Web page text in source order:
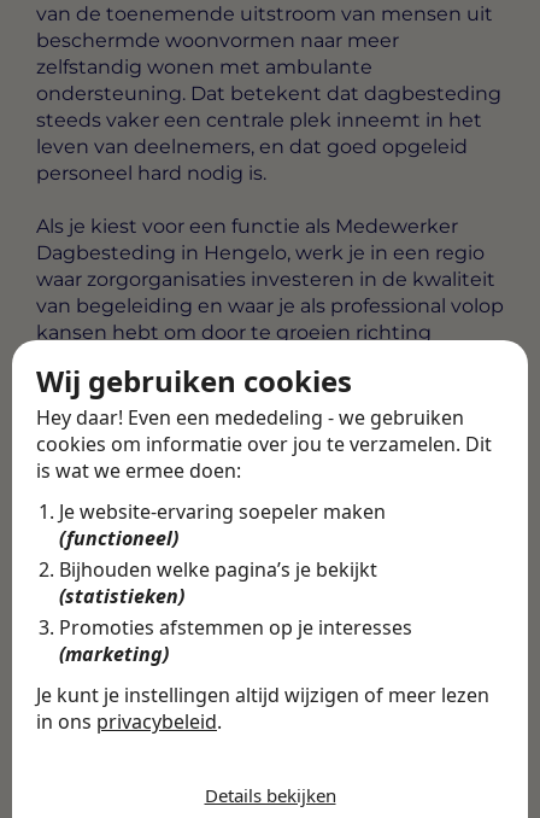
Wij gebruiken cookies
Hey daar! Even een mededeling - we gebruiken
cookies om informatie over jou te verzamelen. Dit
is wat we ermee doen:
Je website-ervaring soepeler maken
(functioneel)
Bijhouden welke pagina’s je bekijkt
(statistieken)
Promoties afstemmen op je interesses
(marketing)
Je kunt je instellingen altijd wijzigen of meer lezen
in ons privacybeleid.
Details bekijken
van de toenemende uitstroom van mensen uit
beschermde woonvormen naar meer
zelfstandig wonen met ambulante
ondersteuning. Dat betekent dat dagbesteding
steeds vaker een centrale plek inneemt in het
leven van deelnemers, en dat goed opgeleid
personeel hard nodig is.
Als je kiest voor een functie als Medewerker
Dagbesteding in Hengelo, werk je in een regio
waar zorgorganisaties investeren in de kwaliteit
van begeleiding en waar je als professional volop
kansen hebt om door te groeien richting
de dagbesteding of de bredere
gehandicaptenzorg.
Alle vacatures· Career tips
Terug
Deel deze vacature
Vind de volledige
vacature in de
In de Swipe4Work-app vind je